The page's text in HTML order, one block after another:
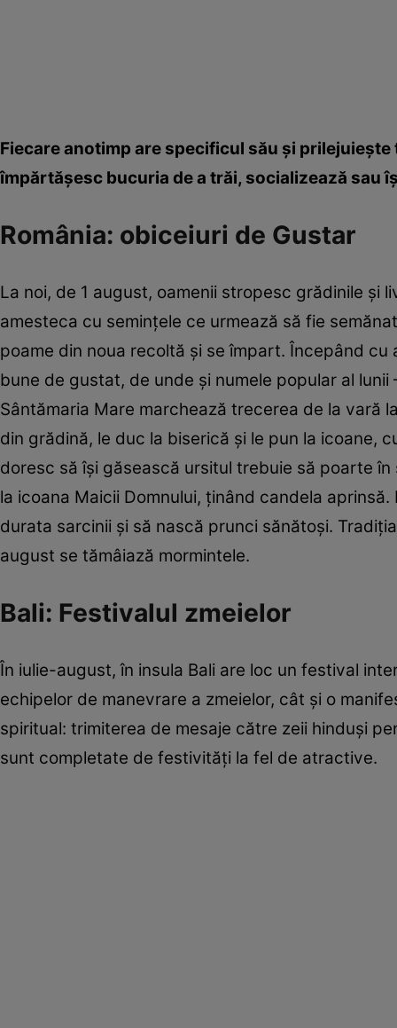
Fiecare anotimp are specificul său şi
împărtăşesc bucuria de a trăi, socializează sau
România: obiceiuri de Gustar
La noi, de 1 august, oamenii stropesc grădinile şi
amesteca cu seminţele ce urmează să fie
poame din noua recoltă şi se împart. Începând
bune de gustat, de unde şi numele popular al
Sântămaria Mare marchează trecerea de la vară
din grădină, le duc la biserică şi le pun la icoane,
doresc să îşi găsească ursitul trebuie să poarte
la icoana Maicii Domnului, ţinând candela
durata sarcinii şi să nască prunci sănătoşi.
august se tămâiază mormintele.
Bali: Festivalul zmeielor
În iulie-august, în insula Bali are loc un festival
echipelor de manevrare a zmeielor, cât şi o
spiritual: trimiterea de mesaje către zeii hinduşi
sunt completate de festivităţi la fel de atractive.